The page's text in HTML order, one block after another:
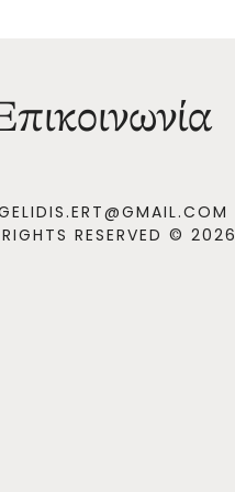
RESERVED © 2026